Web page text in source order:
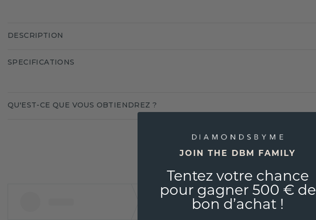
DESCRIPTION
SPECIFICATIONS
QU'EST-CE QUE VOUS OBTIENDREZ ?
JOIN THE DBM FAMILY
Tentez votre chance
pour gagner 500 € de
bon d’achat !